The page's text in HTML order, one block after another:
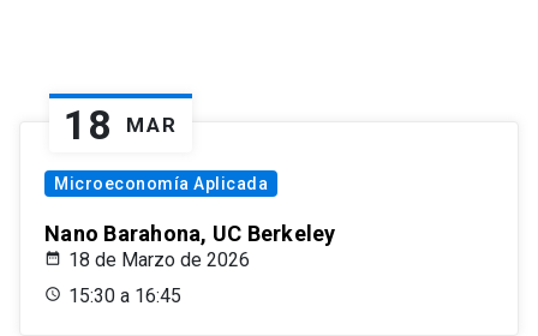
18 MAR
Microeconomía Aplicada
Nano Barahona, UC Berkeley
18 de Marzo de 2026
15:30 a 16:45